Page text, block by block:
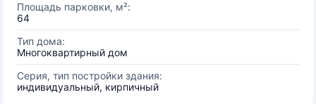
Площадь парковки, м²:
64
Тип дома:
Многоквартирный дом
Серия, тип постройки здания:
индивидуальный, кирпичный